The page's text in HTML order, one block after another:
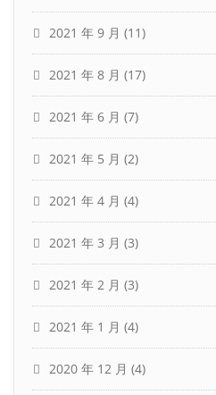
2021 年 9 月 (11)
2021 年 8 月 (17)
2021 年 6 月 (7)
2021 年 5 月 (2)
2021 年 4 月 (4)
2021 年 3 月 (3)
2021 年 2 月 (3)
2021 年 1 月 (4)
2020 年 12 月 (4)